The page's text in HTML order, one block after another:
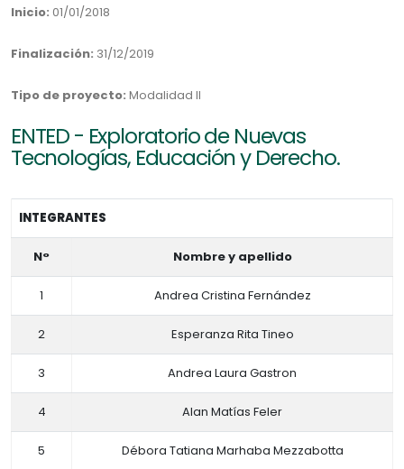
Inicio: 01/01/2018
Finalización: 31/12/2019
Tipo de proyecto: Modalidad II
ENTED - Exploratorio de Nuevas
Tecnologías, Educación y Derecho.
INTEGRANTES
N° Nombre y apellido
1 Andrea Cristina Fernández
2 Esperanza Rita Tineo
3 Andrea Laura Gastron
4 Alan Matías Feler
5 Débora Tatiana Marhaba Mezzabotta